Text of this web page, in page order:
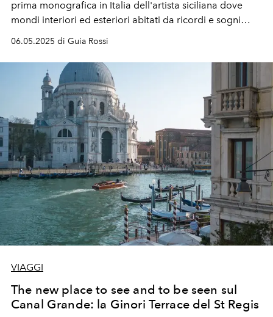
prima monografica in Italia dell'artista siciliana dove
mondi interiori ed esteriori abitati da ricordi e sogni
06.05.2025 di Guia Rossi
VIAGGI
The new place to see and to be seen sul
Canal Grande: la Ginori Terrace del St Regis